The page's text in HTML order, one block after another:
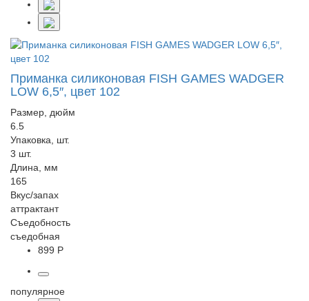
Приманка силиконовая FISH GAMES WADGER
LOW 6,5″, цвет 102
Размер, дюйм
6.5
Упаковка, шт.
3 шт.
Длина, мм
165
Вкус/запах
аттрактант
Съедобность
съедобная
899 Р
популярное